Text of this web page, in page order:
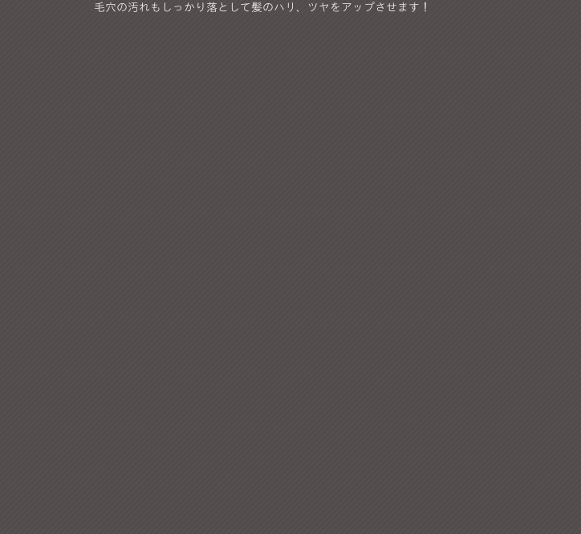
毛穴の汚れもしっかり落として髪のハリ、ツヤをアップさせます！